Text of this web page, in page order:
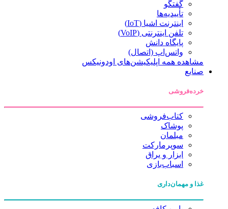
گفتگو
تأییدیه‌ها
اینترنت اشیا (IoT)
تلفن اینترنتی (VoIP)
پایگاه دانش
واتس‌اپ (اتصال)
مشاهده همه اپلیکیشن‌های اودونیکس
صنایع
خرده‌فروشی
کتاب‌فروشی
پوشاک
مبلمان
سوپرمارکت
ابزار و یراق
اسباب‌بازی
غذا و مهمان‌داری